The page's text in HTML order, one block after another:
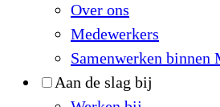
Over ons
Medewerkers
Samenwerken binnen
Aan de slag bij